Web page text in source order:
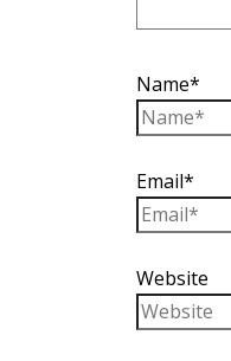
Name*
Email*
Website